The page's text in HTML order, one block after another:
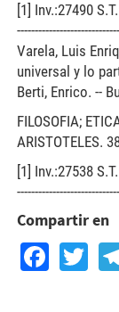
[1] Inv.:27490
Varela, Luis
universal y lo
Berti, Enrico. --
FILOSOFIA;
ARISTOTELES.
[1] Inv.:27538
Compartir en